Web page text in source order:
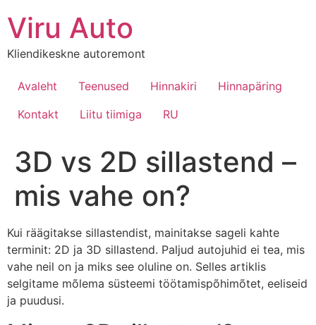
Viru Auto
Kliendikeskne autoremont
Avaleht Teenused Hinnakiri
Hinnapäring
Kontakt
Liitu tiimiga RU
3D vs 2D sillastend –
mis vahe on?
Kui räägitakse sillastendist, mainitakse sageli kahte
terminit: 2D ja 3D sillastend. Paljud autojuhid ei tea, mis
vahe neil on ja miks see oluline on. Selles artiklis
selgitame mõlema süsteemi töötamispõhimõtet, eeliseid
ja puudusi.